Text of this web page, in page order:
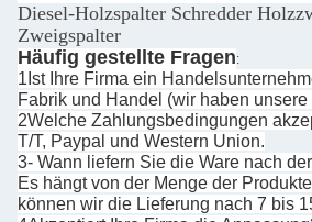
Diesel-Holzspalter Schredder
Zweigspalter
Häufig gestellte Fragen:
1Ist Ihre Firma ein
Fabrik und Handel (wir haben
2Welche Zahlungsbedingungen
T/T, Paypal und Western Union.
3- Wann liefern Sie die Ware nach
Es hängt von der Menge der
können wir die Lieferung nach 7 bis